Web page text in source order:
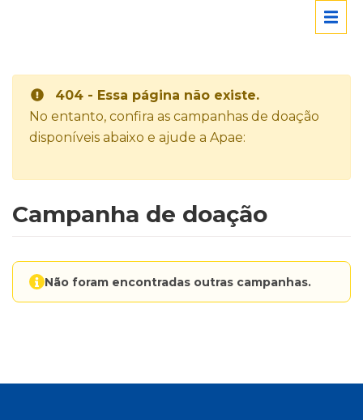
404 - Essa página não existe.
No entanto, confira as campanhas de doação
disponíveis abaixo e ajude a Apae:
Campanha de doação
Não foram encontradas outras campanhas.